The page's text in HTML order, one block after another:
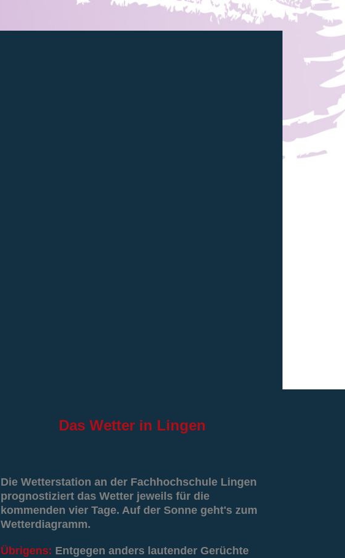
Das Wetter in Lingen
Die Wetterstation an der Fachhochschule Lingen
prognostiziert das Wetter jeweils für die
kommenden vier Tage. Auf der Sonne geht's zum
Wetterdiagramm.
Übrigens: Entgegen anders lautender Gerüchte